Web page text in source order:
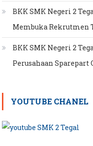
BKK SMK Negeri 2
Membuka Rekrutmen
BKK SMK Negeri 2
Perusahaan Sparepart
YOUTUBE CHANEL